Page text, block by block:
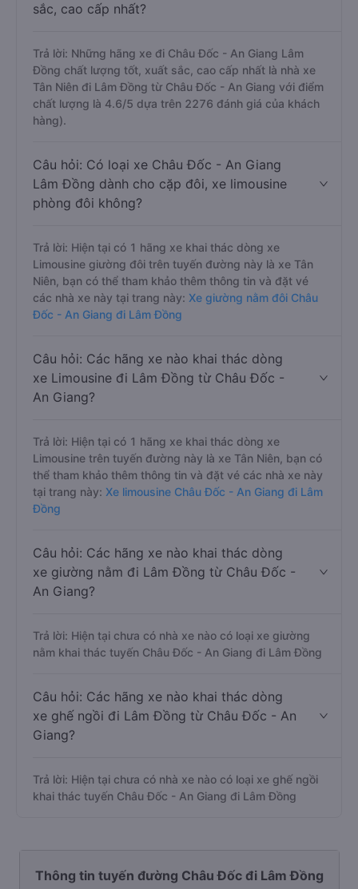
sắc, cao cấp nhất?
Trả lời: Những hãng xe đi Châu Đốc - An Giang Lâm
Đồng chất lượng tốt, xuất sắc, cao cấp nhất là nhà xe
Tân Niên đi Lâm Đồng từ Châu Đốc - An Giang với điểm
chất lượng là 4.6/5 dựa trên 2276 đánh giá của khách
hàng).
Câu hỏi: Có loại xe Châu Đốc - An Giang
Lâm Đồng dành cho cặp đôi, xe limousine
phòng đôi không?
Trả lời: Hiện tại có 1 hãng xe khai thác dòng xe
Limousine giường đôi trên tuyến đường này là xe Tân
Niên, bạn có thể tham khảo thêm thông tin và đặt vé
các nhà xe này tại trang này: Xe giường nằm đôi Châu
Đốc - An Giang đi Lâm Đồng
Câu hỏi: Các hãng xe nào khai thác dòng
xe Limousine đi Lâm Đồng từ Châu Đốc -
An Giang?
Trả lời: Hiện tại có 1 hãng xe khai thác dòng xe
Limousine trên tuyến đường này là xe Tân Niên, bạn có
thể tham khảo thêm thông tin và đặt vé các nhà xe này
tại trang này: Xe limousine Châu Đốc - An Giang đi Lâm
Đồng
Câu hỏi: Các hãng xe nào khai thác dòng
xe giường nằm đi Lâm Đồng từ Châu Đốc -
An Giang?
Trả lời: Hiện tại chưa có nhà xe nào có loại xe giường
nằm khai thác tuyến Châu Đốc - An Giang đi Lâm Đồng
Câu hỏi: Các hãng xe nào khai thác dòng
xe ghế ngồi đi Lâm Đồng từ Châu Đốc - An
Giang?
Trả lời: Hiện tại chưa có nhà xe nào có loại xe ghế ngồi
khai thác tuyến Châu Đốc - An Giang đi Lâm Đồng
Thông tin tuyến đường Châu Đốc đi Lâm Đồng